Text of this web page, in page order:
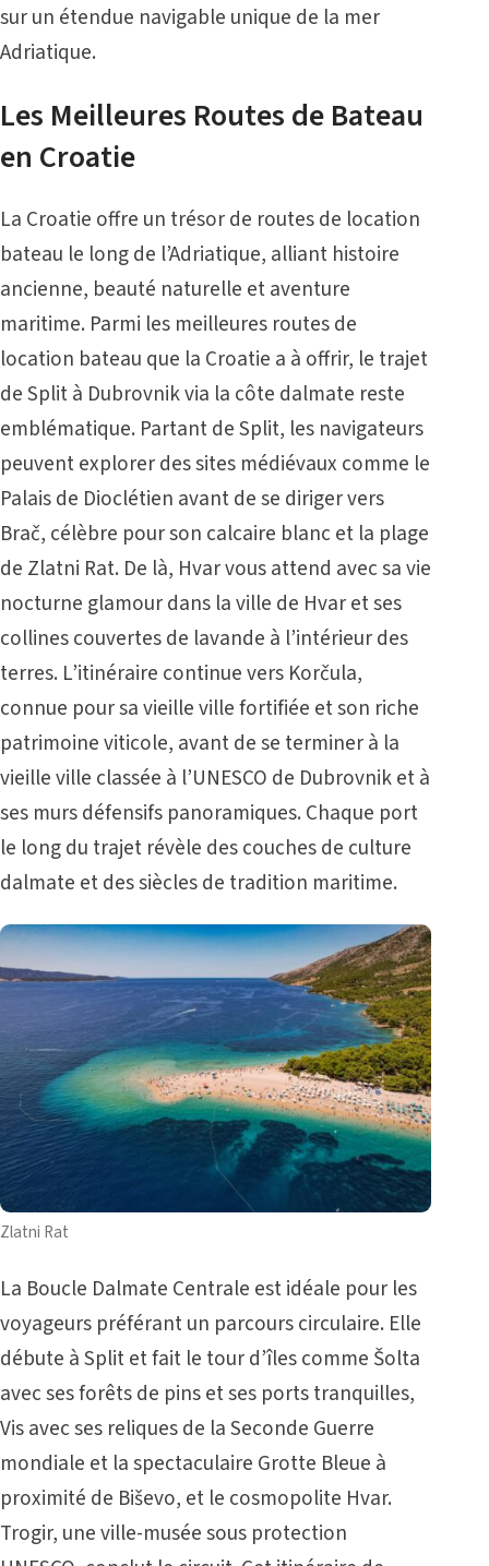
sur un étendue navigable unique de la mer
Adriatique.
Les Meilleures Routes de Bateau
en Croatie
La Croatie offre un trésor de routes de location
bateau le long de l’Adriatique, alliant histoire
ancienne, beauté naturelle et aventure
maritime. Parmi les meilleures routes de
location bateau que la Croatie a à offrir, le trajet
de Split à Dubrovnik via la côte dalmate reste
emblématique. Partant de Split, les navigateurs
peuvent explorer des sites médiévaux comme le
Palais de Dioclétien avant de se diriger vers
Brač, célèbre pour son calcaire blanc et la plage
de Zlatni Rat. De là, Hvar vous attend avec sa vie
nocturne glamour dans la ville de Hvar et ses
collines couvertes de lavande à l’intérieur des
terres. L’itinéraire continue vers Korčula,
connue pour sa vieille ville fortifiée et son riche
patrimoine viticole, avant de se terminer à la
vieille ville classée à l’UNESCO de Dubrovnik et à
ses murs défensifs panoramiques. Chaque port
le long du trajet révèle des couches de culture
dalmate et des siècles de tradition maritime.
Zlatni Rat
La Boucle Dalmate Centrale est idéale pour les
voyageurs préférant un parcours circulaire. Elle
débute à Split et fait le tour d’îles comme Šolta
avec ses forêts de pins et ses ports tranquilles,
Vis avec ses reliques de la Seconde Guerre
mondiale et la spectaculaire Grotte Bleue à
proximité de Biševo, et le cosmopolite Hvar.
Trogir, une ville-musée sous protection